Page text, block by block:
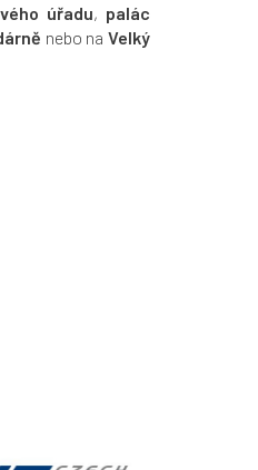
úřadu, palác
nebo naVelký